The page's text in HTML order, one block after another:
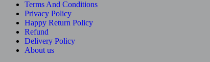
Terms And Conditions
Privacy Policy
Happy Return Policy
Refund
Delivery Policy
About us